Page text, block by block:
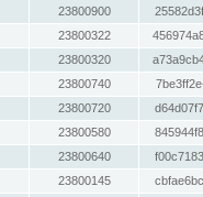
23800900
23800322
23800320
23800740
23800720
23800580
23800640
23800145